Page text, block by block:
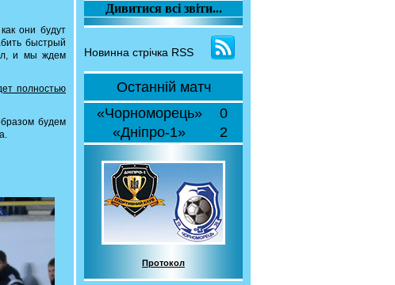
они будут
быстрый
и мы ждем
полностью
будем
Дивитися всі звіти...
Новинна стрічка RSS
Останній матч
«Чорноморець»
0
«Дніпро-1»
2
Протокол